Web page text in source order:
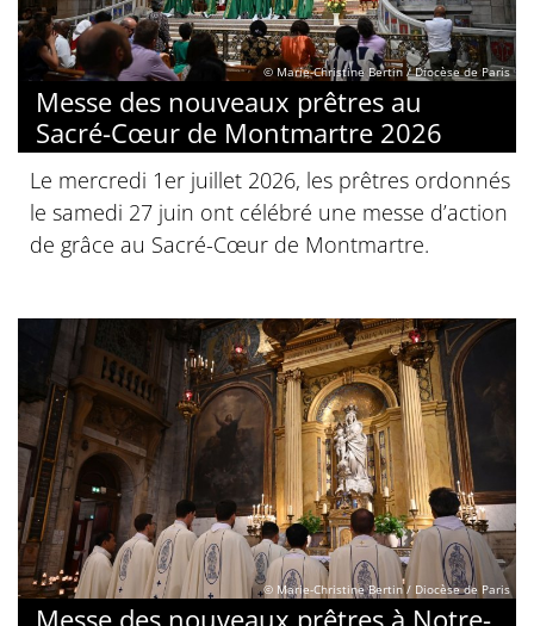
© Marie-Christine Bertin / Diocèse de Paris
Messe des nouveaux prêtres au
Sacré-Cœur de Montmartre 2026
Le mercredi 1er juillet 2026, les prêtres ordonnés
le samedi 27 juin ont célébré une messe d’action
de grâce au Sacré-Cœur de Montmartre.
© Marie-Christine Bertin / Diocèse de Paris
Messe des nouveaux prêtres à Notre-